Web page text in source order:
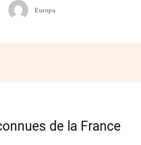
Europa
de la France